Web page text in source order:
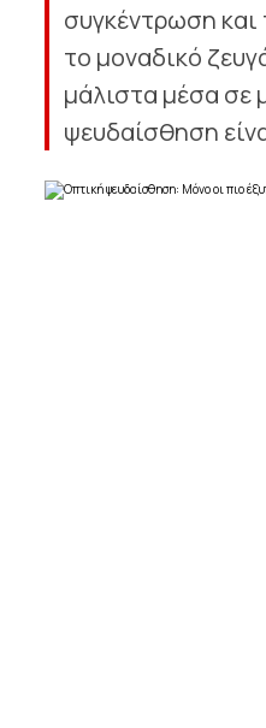
συγκέντρωση και
το μοναδικό
μάλιστα μέσα σε
ψευδαίσθηση